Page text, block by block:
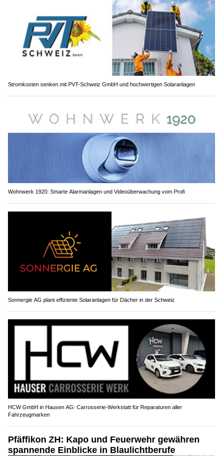
Stromkosten senken mit PVT-Schweiz GmbH und hochwertigen Solaranlagen
Wohnwerk 1920: Smarte Alarmanlagen und Videoüberwachung vom Profi
Sonnergie AG plant effiziente Solaranlagen für Dächer in der Schweiz
HCW GmbH in Hausen AG: Carrosserie‑Werkstatt für Reparaturen aller
Fahrzeugmarken
Pfäffikon ZH: Kapo und Feuerwehr gewähren
spannende Einblicke in Blaulichtberufe